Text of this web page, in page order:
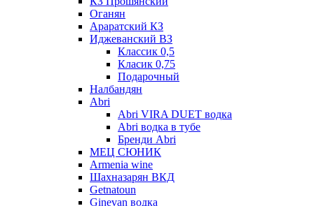
Оганян
Араратский КЗ
Иджеванский ВЗ
Классик 0,5
Класик 0,75
Подарочный
Налбандян
Abri
Abri VIRA DUET водка
Abri водка в тубе
Бренди Abri
МЕЦ СЮНИК
Armenia wine
Шахназарян ВКД
Getnatoun
Ginevan водка